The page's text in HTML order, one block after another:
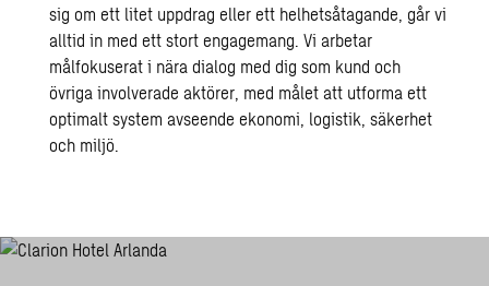
sig om ett litet uppdrag eller ett helhetsåtagande, går vi
alltid in med ett stort engagemang. Vi arbetar
målfokuserat i nära dialog med dig som kund och
övriga involverade aktörer, med målet att utforma ett
optimalt system avseende ekonomi, logistik, säkerhet
och miljö.